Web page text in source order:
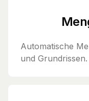
Automatische
und Grundrissen.